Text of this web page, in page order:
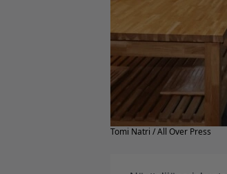
Tomi Natri / All Over Press